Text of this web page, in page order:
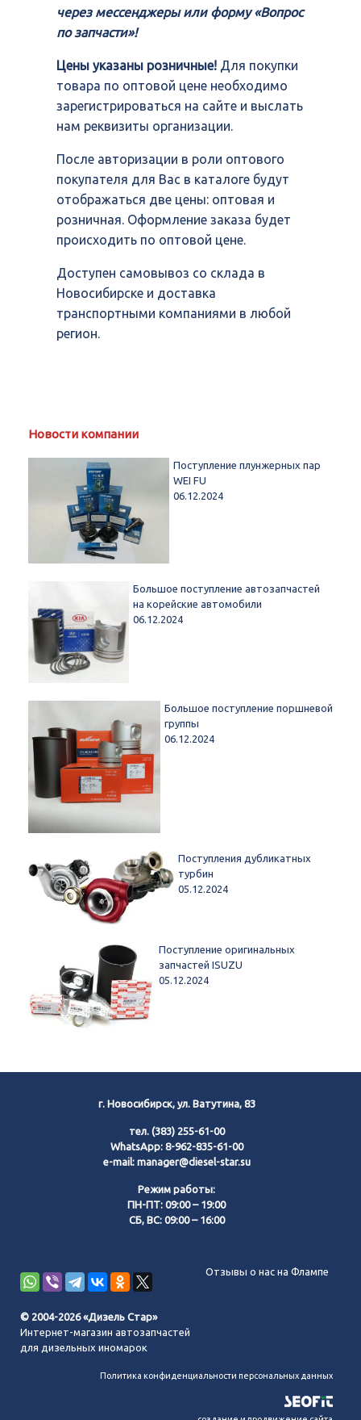
через мессенджеры или форму «Вопрос
по запчасти»!
Цены указаны розничные! Для покупки
товара по оптовой цене необходимо
зарегистрироваться на сайте и выслать
нам реквизиты организации.
После авторизации в роли оптового
покупателя для Вас в каталоге будут
отображаться две цены: оптовая и
розничная. Оформление заказа будет
происходить по оптовой цене.
Доступен самовывоз со склада в
Новосибирске и доставка
транспортными компаниями в любой
регион.
Новости компании
Поступление плунжерных пар
WEI FU
06.12.2024
Большое поступление автозапчастей
на корейские автомобили
06.12.2024
Большое поступление поршневой
группы
06.12.2024
Поступления дубликатных
турбин
05.12.2024
Поступление оригинальных
запчастей ISUZU
05.12.2024
г. Новосибирск, ул. Ватутина, 83
тел. (383) 255-61-00
WhatsApp: 8-962-835-61-00
e-mail: manager@diesel-star.su
Режим работы:
ПН-ПТ: 09:00 – 19:00
СБ, ВС: 09:00 – 16:00
Отзывы о нас на Флампе
© 2004-2026 «Дизель Стар»
Интернет-магазин автозапчастей
для дизельных иномарок
Политика конфиденциальности персональных данных